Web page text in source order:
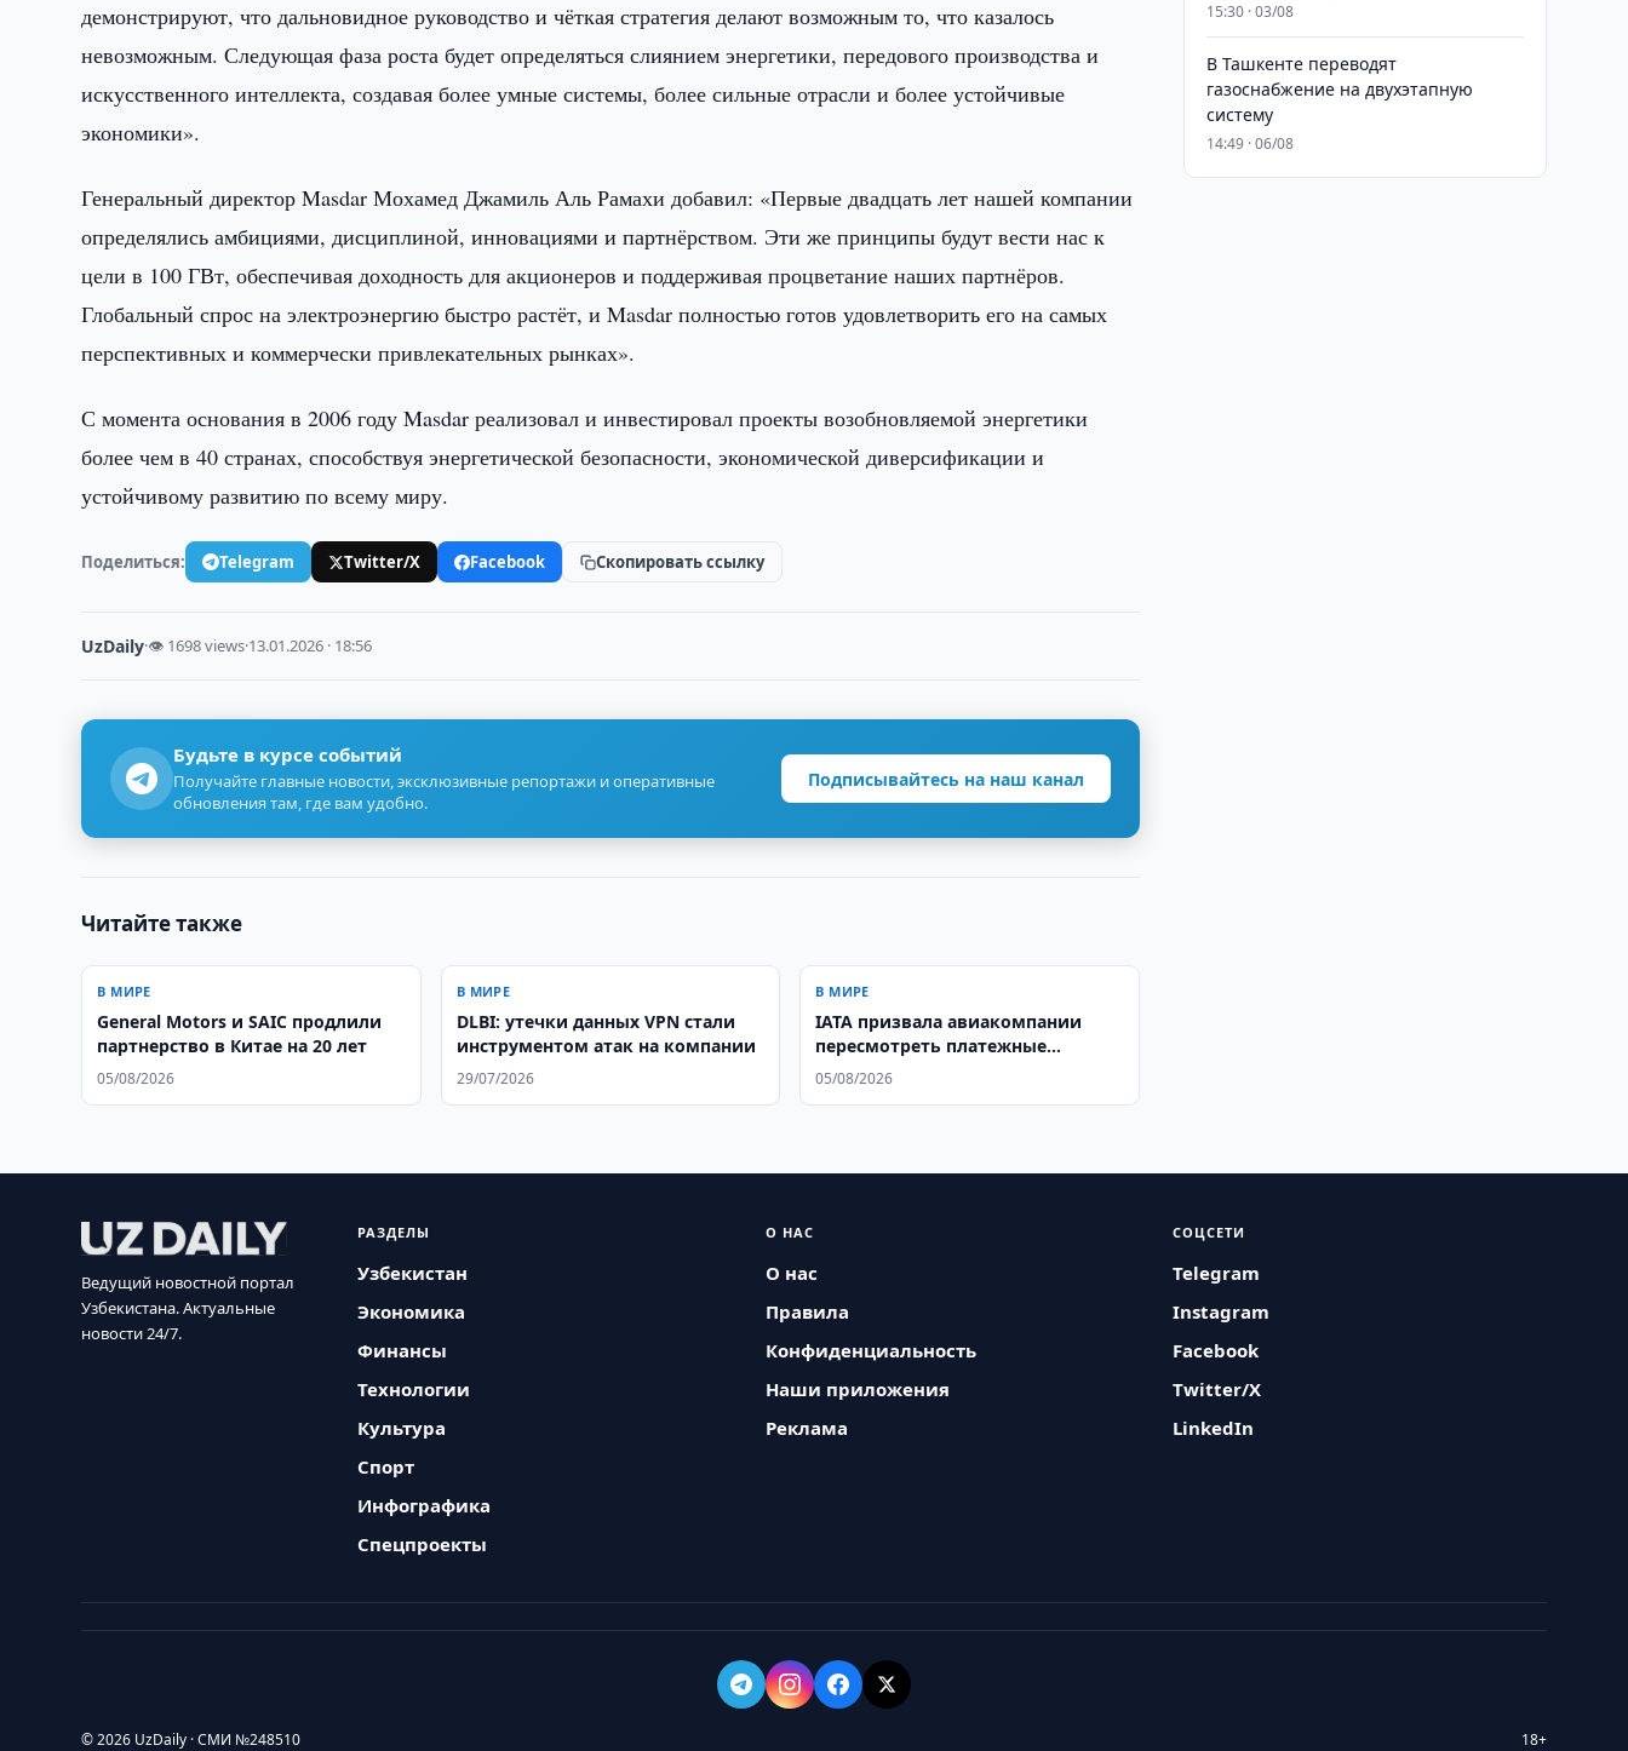
демонстрируют, что дальновидное руководство и чёткая стратегия делают возможным то, что казалось
невозможным. Следующая фаза роста будет определяться слиянием энергетики, передового производства и
искусственного интеллекта, создавая более умные системы, более сильные отрасли и более устойчивые
экономики».
Генеральный директор Masdar Мохамед Джамиль Аль Рамахи добавил: «Первые двадцать лет нашей компании
определялись амбициями, дисциплиной, инновациями и партнёрством. Эти же принципы будут вести нас к
цели в 100 ГВт, обеспечивая доходность для акционеров и поддерживая процветание наших партнёров.
Глобальный спрос на электроэнергию быстро растёт, и Masdar полностью готов удовлетворить его на самых
перспективных и коммерчески привлекательных рынках».
С момента основания в 2006 году Masdar реализовал и инвестировал проекты возобновляемой энергетики
более чем в 40 странах, способствуя энергетической безопасности, экономической диверсификации и
устойчивому развитию по всему миру.
Поделиться: Telegram Twitter/X Facebook Скопировать ссылку
UzDaily·👁 1698 views·13.01.2026 · 18:56
Будьте в курсе событий
Получайте главные новости, эксклюзивные репортажи и оперативные
обновления там, где вам удобно.
Подписывайтесь на наш канал
Читайте также
В МИРЕ
General Motors и SAIC продлили
партнерство в Китае на 20 лет
05/08/2026
В МИРЕ
DLBI: утечки данных VPN стали
инструментом атак на компании
29/07/2026
В МИРЕ
IATA призвала авиакомпании
пересмотреть платежные
стратегии
05/08/2026
15:30 · 03/08
В Ташкенте переводят
газоснабжение на двухэтапную
систему
14:49 · 06/08
Ведущий новостной портал
Узбекистана. Актуальные
новости 24/7.
РАЗДЕЛЫ
Узбекистан
Экономика
Финансы
Технологии
Культура
Спорт
Инфографика
Спецпроекты
О НАС
О нас
Правила
Конфиденциальность
Наши приложения
Реклама
СОЦСЕТИ
Telegram
Instagram
Facebook
Twitter/X
LinkedIn
© 2026 UzDaily · СМИ №248510 18+